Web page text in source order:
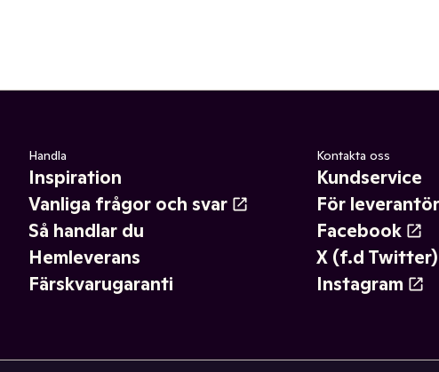
Handla
Inspiration
Vanliga frågor och svar
Så handlar du
Hemleverans
Färskvarugaranti
Kontakta oss
Kundservice
För
Facebook
X (f.d Twitter)
Instagram